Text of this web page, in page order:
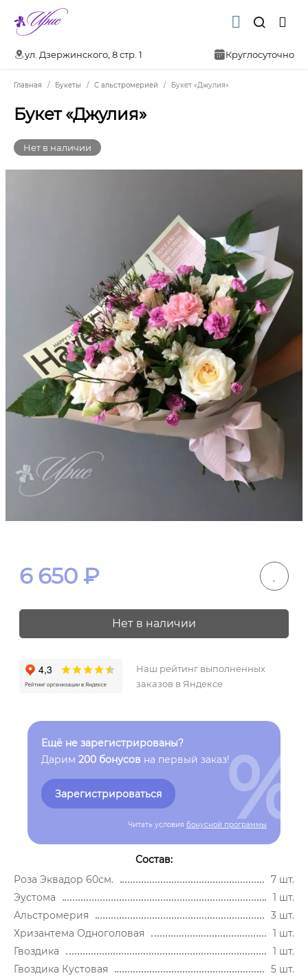
ул. Дзержинского, 8 стр. 1 Круглосуточно
Главная Букеты С альстромерией Букет «Джулия»
Букет «Джулия»
Нет в наличии
6 650 ₽
Нет в наличии
Наш рейтинг выполненных
заказов в Яндексе
Ещё не зарегистрированы?
Дарим 200 бонусов на первый заказ!
Зарегистрироваться
Читать условия бонусной программы
%
Состав:
Роза Эквадор 60см.
7 шт.
Эустома
1 шт.
Альстромерия
3 шт.
Хризантема Одноголовая
1 шт.
Гвоздика
1 шт.
Гвоздика Кустовая
5 шт.